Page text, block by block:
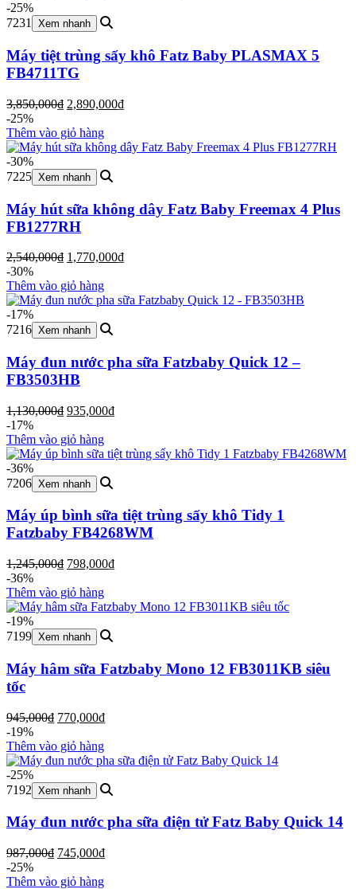
-25%
7231
Xem nhanh
Máy tiệt trùng sấy khô Fatz Baby PLASMAX 5
FB4711TG
3,850,000₫ Giá
là:
3,850,000₫.
2,890,000₫Giá
là:
-25%
Thêm vào giỏ hàng
-30%
7225 Xem nhanh
Máy hút sữa không dây Fatz Baby Freemax 4 Plus
FB1277RH
2,540,000₫ Giá
là:
2,540,000₫.
1,770,000₫Giá
là:
-30%
Thêm vào giỏ hàng
-17%
7216 Xem nhanh
Máy đun nước pha sữa Fatzbaby Quick 12 –
FB3503HB
1,130,000₫ Giá
là:
1,130,000₫.
935,000₫Giá
là:
-17%
Thêm vào giỏ hàng
-36%
7206 Xem nhanh
Máy úp bình sữa tiệt trùng sấy khô Tidy 1
Fatzbaby FB4268WM
1,245,000₫ Giá
là:
1,245,000₫.
798,000₫Giá
là:
-36%
Thêm vào giỏ hàng
-19%
7199 Xem nhanh
Máy hâm sữa Fatzbaby Mono 12 FB3011KB siêu
tốc
945,000₫ Giá
là:
945,000₫.
770,000₫Giá
là:
-19%
Thêm vào giỏ hàng
-25%
7192 Xem nhanh
Máy đun nước pha sữa điện tử Fatz Baby Quick 14
987,000₫ Giá
là:
745,000₫Giá
-25%
Thêm vào giỏ hàng